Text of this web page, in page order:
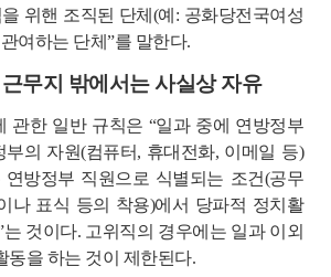
위핸 조직된 단체(예: 공화당전국여성
여하는 단체”를 말한다.
무지 밖에서는 사실상 자유
관한 일반 규칙은 “일과 중에 연방정부
부의 자원(컴퓨터, 휴대전화, 이메일 등)
방정부 직원으로 식별되는 조건(공무
나 표식 등의 착용)에서 당파적 정치활
것이다. 고위직의 경우에는 일과 이외
동을 하는 것이 제한된다.